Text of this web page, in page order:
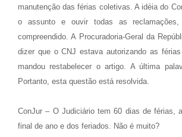
manutenção das férias coletivas. A idéia do
o assunto e ouvir todas as
compreendido. A Procuradoria-Geral da
dizer que o CNJ estava autorizando as
mandou restabelecer o artigo. A última
Portanto, esta questão está resolvida.
ConJur – O Judiciário tem 60 dias de férias,
final de ano e dos feriados. Não é muito?